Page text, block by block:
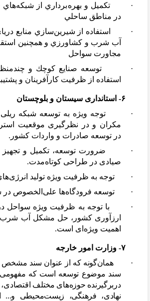
· تكميل و بهرهبرداري از شبكههاي
در مناطق ساحلي
· استفاده از شيرينسازي منابع
آب شرب و كشاورزي و همچنين
مجاورت سواحل
· توسعه صنايع كوچك و
استفاده از ظرفيت كارآفرينان و
۶- استانداری سیستان و بلوچستان
· توجه ویژه به توسعه شبکه ریلی
مکران و در نظرگیری موقعیت
در توسعه صادرات و واردات کشور.
· ضرورت توسعه، تکمیل و تجهیز
صیادی در طراحی کوتاهمدت.
· توجه به ظرفیت ویژه تولید انرژی
· توسعه فرودگاهها علی الخصوص در
· با توجه به ظرفیت ویژه سواحل
ارزآوری کشور، حل مشکل آب شرب
اهمیت ویژه ای است.
۷- وزارت امور خارجه
· همانگونه که از عنوان سند
سند موضوع توسعه است که مفهومی
دربرگیرنده حوزههای مختلف اقتصادی،
نهادی، فرهنگی، زیستمحیطی و...